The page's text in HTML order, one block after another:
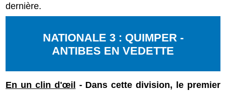
dernière.
NATIONALE 3 : QUIMPER -
ANTIBES EN VEDETTE
En un clin d'œil
- Dans cette division, le premier